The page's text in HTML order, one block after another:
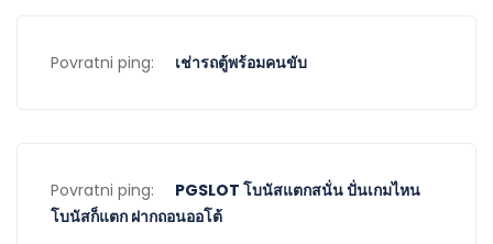
Povratni ping: เช่ารถตู้พร้อมคนขับ
Povratni ping:
PGSLOT โบนัสแตกสนั่น ปั่นเกมไหน
โบนัสก็แตก ฝากถอนออโต้